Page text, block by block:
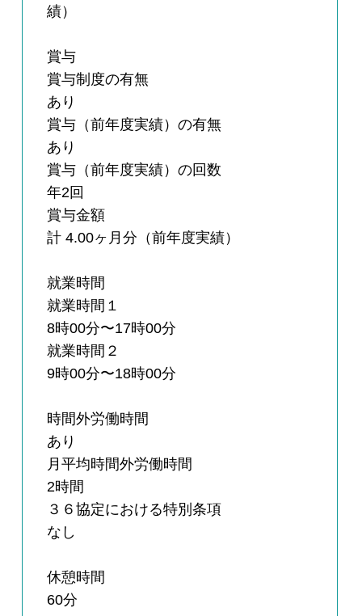
績）
賞与
賞与制度の有無
あり
賞与（前年度実績）の有無
あり
賞与（前年度実績）の回数
年2回
賞与金額
計 4.00ヶ月分（前年度実績）
就業時間
就業時間１
8時00分〜17時00分
就業時間２
9時00分〜18時00分
時間外労働時間
あり
月平均時間外労働時間
2時間
３６協定における特別条項
なし
休憩時間
60分